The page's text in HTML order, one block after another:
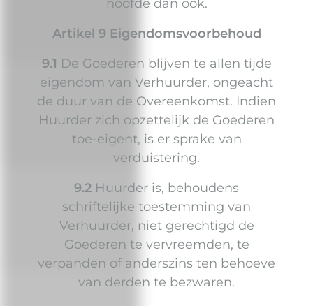
hoofde dan ook.
Artikel 9 Eigendomsvoorbehoud
9.1 De Goederen blijven te allen tijde
eigendom van Verhuurder, ongeacht
de duur van de Overeenkomst. Indien
Huurder zich opzettelijk de Goederen
toe-eigent, is er sprake van
verduistering.
9.2 Huurder is, behoudens
schriftelijke toestemming van
Verhuurder, niet gerechtigd de
Goederen te vervreemden, te
verpanden of anderszins ten behoeve
van derden te bezwaren.